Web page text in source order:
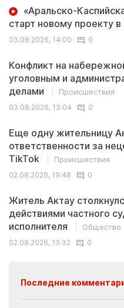
«Аральско-
старт новому проекту
03.08.2026, 14:00
0
Конфликт на
уголовным и
делами
Происшествия
03.08.2026, 13:04
0
Еще одну жительницу
ответственности за
TikTok
Происшествия
02.08.2026, 19:48
0
Житель Актау
действиями частного
исполнителя
Общество
02.08.2026, 13:32
0
Последние